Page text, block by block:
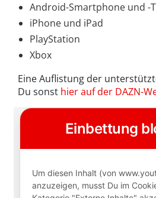
Android-Smartphone und -
iPhone und iPad
PlayStation
Xbox
Eine Auflistung der
Du sonst hier auf der DAZN-